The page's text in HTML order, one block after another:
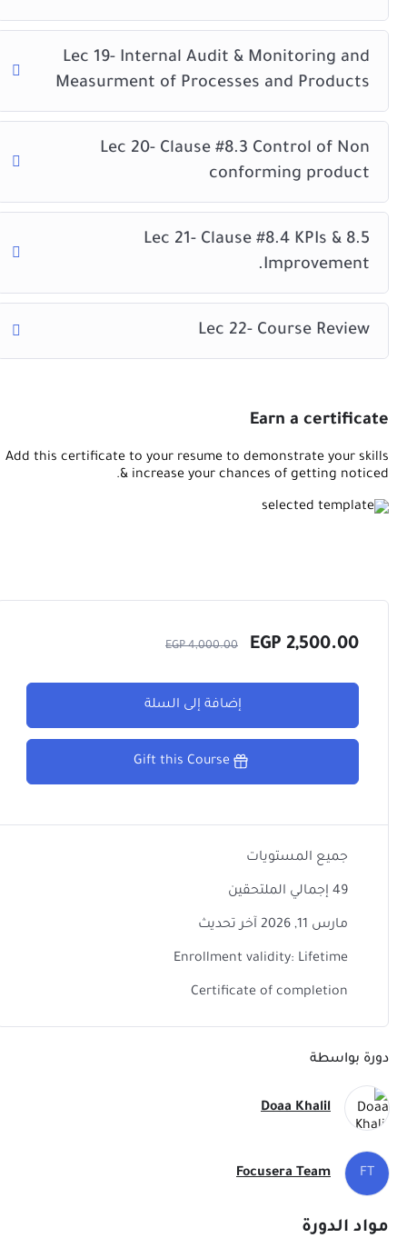
Lec 19- Internal Audit & Monitoring and
Measurment of Processes and Products
Lec 20- Clause #8.3 Control of Non
conforming product
Lec 21- Clause #8.4 KPIs & 8.5
Improvement.
Lec 22- Course Review
Earn a certificate
Add this certificate to your resume to demonstrate your skills
& increase your chances of getting noticed.
EGP2,500.00
EGP4,000.00
إضافة إلى السلة
Gift this Course
جميع المستويات
49 إجمالي الملتحقين
مارس 11, 2026 آخر تحديث
Enrollment validity: Lifetime
Certificate of completion
دورة بواسطة
Doaa Khalil
FT
Focusera Team
مواد الدورة